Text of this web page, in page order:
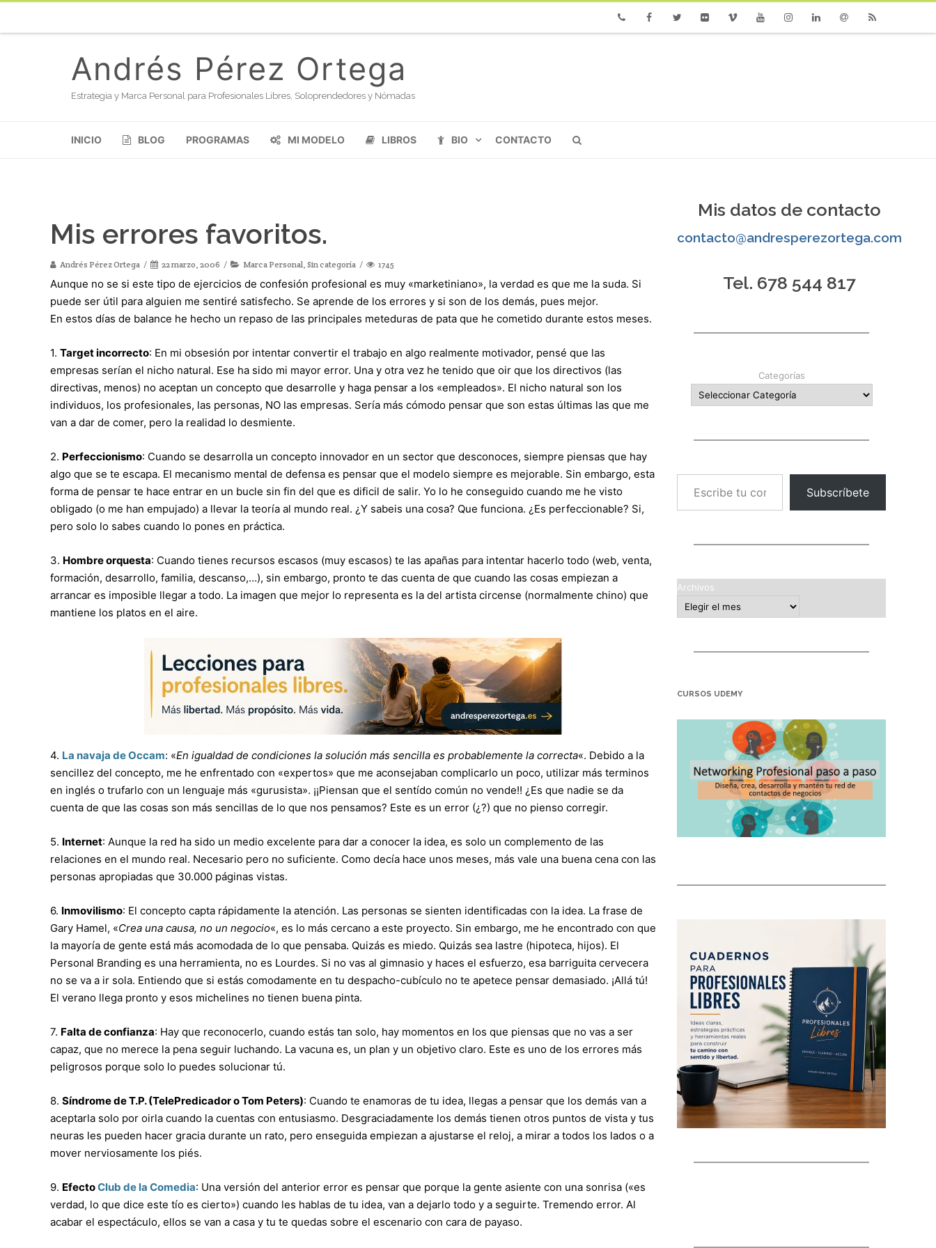
Andrés Pérez Ortega
Estrategia y Marca Personal para Profesionales Libres, Soloprendedores y Nómadas
INICIO BLOG PROGRAMAS MI MODELO LIBROS BIO CONTACTO
Mis errores favoritos.
Andrés Pérez Ortega 22 marzo, 2006 Marca Personal, Sin categoría 1745
Aunque no se si este tipo de ejercicios de confesión profesional es muy «marketiniano», la verdad es que me la suda. Si
puede ser útil para alguien me sentiré satisfecho. Se aprende de los errores y si son de los demás, pues mejor.
En estos días de balance he hecho un repaso de las principales meteduras de pata que he cometido durante estos meses.
1. Target incorrecto: En mi obsesión por intentar convertir el trabajo en algo realmente motivador, pensé que las
empresas serían el nicho natural. Ese ha sido mi mayor error. Una y otra vez he tenido que oir que los directivos (las
directivas, menos) no aceptan un concepto que desarrolle y haga pensar a los «empleados». El nicho natural son los
individuos, los profesionales, las personas, NO las empresas. Sería más cómodo pensar que son estas últimas las que me
van a dar de comer, pero la realidad lo desmiente.
2. Perfeccionismo: Cuando se desarrolla un concepto innovador en un sector que desconoces, siempre piensas que hay
algo que se te escapa. El mecanismo mental de defensa es pensar que el modelo siempre es mejorable. Sin embargo, esta
forma de pensar te hace entrar en un bucle sin fin del que es dificil de salir. Yo lo he conseguido cuando me he visto
obligado (o me han empujado) a llevar la teoría al mundo real. ¿Y sabeis una cosa? Que funciona. ¿Es perfeccionable? Si,
pero solo lo sabes cuando lo pones en práctica.
3. Hombre orquesta: Cuando tienes recursos escasos (muy escasos) te las apañas para intentar hacerlo todo (web, venta,
formación, desarrollo, familia, descanso,…), sin embargo, pronto te das cuenta de que cuando las cosas empiezan a
arrancar es imposible llegar a todo. La imagen que mejor lo representa es la del artista circense (normalmente chino) que
mantiene los platos en el aire.
4. La navaja de Occam: «En igualdad de condiciones la solución más sencilla es probablemente la correcta«. Debido a la
sencillez del concepto, me he enfrentado con «expertos» que me aconsejaban complicarlo un poco, utilizar más terminos
en inglés o trufarlo con un lenguaje más «gurusista». ¡¡Piensan que el sentído común no vende!! ¿Es que nadie se da
cuenta de que las cosas son más sencillas de lo que nos pensamos? Este es un error (¿?) que no pienso corregir.
5. Internet: Aunque la red ha sido un medio excelente para dar a conocer la idea, es solo un complemento de las
relaciones en el mundo real. Necesario pero no suficiente. Como decía hace unos meses, más vale una buena cena con las
personas apropiadas que 30.000 páginas vistas.
6. Inmovilismo: El concepto capta rápidamente la atención. Las personas se sienten identificadas con la idea. La frase de
Gary Hamel, «Crea una causa, no un negocio«, es lo más cercano a este proyecto. Sin embargo, me he encontrado con que
la mayoría de gente está más acomodada de lo que pensaba. Quizás es miedo. Quizás sea lastre (hipoteca, hijos). El
Personal Branding es una herramienta, no es Lourdes. Si no vas al gimnasio y haces el esfuerzo, esa barriguita cervecera
no se va a ir sola. Entiendo que si estás comodamente en tu despacho-cubículo no te apetece pensar demasiado. ¡Allá tú!
El verano llega pronto y esos michelines no tienen buena pinta.
7. Falta de confianza: Hay que reconocerlo, cuando estás tan solo, hay momentos en los que piensas que no vas a ser
capaz, que no merece la pena seguir luchando. La vacuna es, un plan y un objetivo claro. Este es uno de los errores más
peligrosos porque solo lo puedes solucionar tú.
8. Síndrome de T.P. (TelePredicador o Tom Peters): Cuando te enamoras de tu idea, llegas a pensar que los demás van a
aceptarla solo por oirla cuando la cuentas con entusiasmo. Desgraciadamente los demás tienen otros puntos de vista y tus
neuras les pueden hacer gracia durante un rato, pero enseguida empiezan a ajustarse el reloj, a mirar a todos los lados o a
mover nerviosamente los piés.
9. EfectoClub de la Comedia: Una versión del anterior error es pensar que porque la gente asiente con una sonrisa («es
verdad, lo que dice este tío es cierto») cuando les hablas de tu idea, van a dejarlo todo y a seguirte. Tremendo error. Al
acabar el espectáculo, ellos se van a casa y tu te quedas sobre el escenario con cara de payaso.
Mis datos de contacto
contacto@andresperezortega.com
Tel. 678 544 817
Categorías
Escribe tu correo electrónico…
Subscríbete
Archivos
CURSOS UDEMY